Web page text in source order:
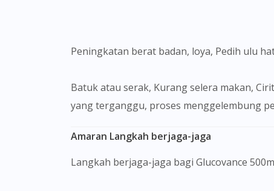
Peningkatan berat badan, loya, Pedih ulu
Batuk atau serak, Kurang selera makan, Cirit-birit, Dyspnea, Upper jangkitan saluran pernafasan, loya, muntah, kembung, Heartburn / pencernaan
yang terganggu, proses menggelembung
Amaran Langkah berjaga-jaga
Langkah berjaga-jaga bagi Glucovance